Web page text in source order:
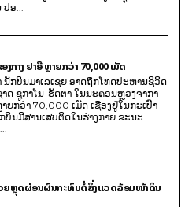
ປອ...
ກາງ ຢາອີ ຫຼາຍກວ່າ 70,000 ເມັດ
ນັກບິນມາເລເຊຍ ອາດຖືກໂທດປະຫານຊີວິດ
ຊູກາໂນ-ຮັດຕາ ໃນນະຄອນຫຼວງຈາກາ
ຍກວ່າ 70,000 ເມັດ ເຊື່ອງຢູ່ໃນກະເປົາ
ບິນມີສານເສບຕິດໃນຮ່າງກາຍ ຂະນະ
ຍຫຼຸດຜ່ອນຜົນກະທົບຕໍ່ສິ່ງແວດລ້ອມໜ້າດິນ